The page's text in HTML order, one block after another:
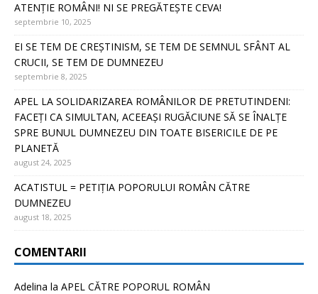
ATENȚIE ROMÂNI! NI SE PREGĂTEȘTE CEVA!
septembrie 10, 2025
EI SE TEM DE CREȘTINISM, SE TEM DE SEMNUL SFÂNT AL
CRUCII, SE TEM DE DUMNEZEU
septembrie 8, 2025
APEL LA SOLIDARIZAREA ROMÂNILOR DE PRETUTINDENI:
FACEȚI CA SIMULTAN, ACEEAȘI RUGĂCIUNE SĂ SE ÎNALȚE
SPRE BUNUL DUMNEZEU DIN TOATE BISERICILE DE PE
PLANETĂ
august 24, 2025
ACATISTUL = PETIȚIA POPORULUI ROMÂN CĂTRE
DUMNEZEU
august 18, 2025
COMENTARII
Adelina la APEL CĂTRE POPORUL ROMÂN